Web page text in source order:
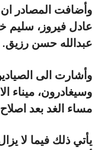
وأضافت المصادر
عادل فيروز، سليم
عبدالله حسن رزيق.
وأشارت الى
وسيغادرون، ميناء
مساء الغد بعد
يأتي ذلك فيما لا